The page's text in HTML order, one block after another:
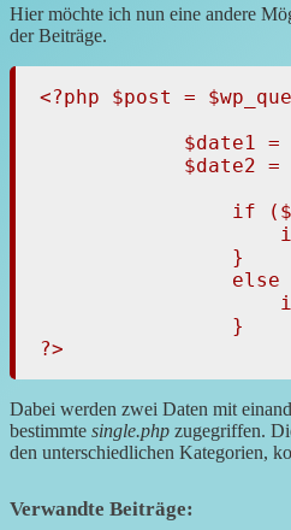
Hier möchte ich nun eine andere
der Beiträge.
<?php $post =
$date1 =
$date2 =
if
                }
else
                }
?>
Dabei werden zwei Daten mit
bestimmte single.php zugegriffen.
den unterschiedlichen Kategorien,
Verwandte Beiträge: